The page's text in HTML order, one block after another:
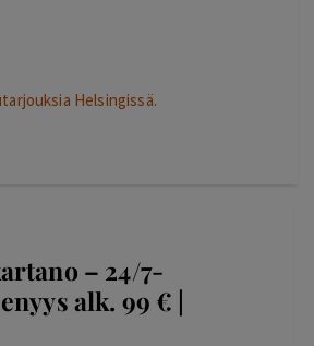
Helsingissä.
– 24/7-
alk. 99 € |